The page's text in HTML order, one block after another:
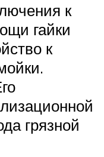
к
гайки
к
грязной